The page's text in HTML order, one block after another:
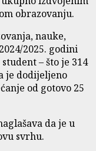
obrazovanju.
nauke,
2025. godini
– što je 314
je dodijeljeno
od gotovo 25
da je u
svrhu.